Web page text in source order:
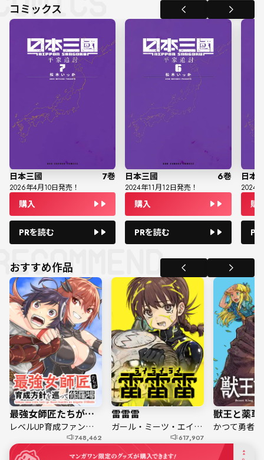
コミックス
日本三國 7巻
2026年4月10日発売！
購入
PRを読む
日本三國 6巻
2024年11月12日発売！
購入
PRを読む
日本
2024
購
おすすめ作品
最強女師匠たちが育成方針を巡って修羅場
レベルUP育成ファンタジー！
748,462
雷雷雷
ガール・ミーツ・エイリアン！
617,907
獣王と薬草